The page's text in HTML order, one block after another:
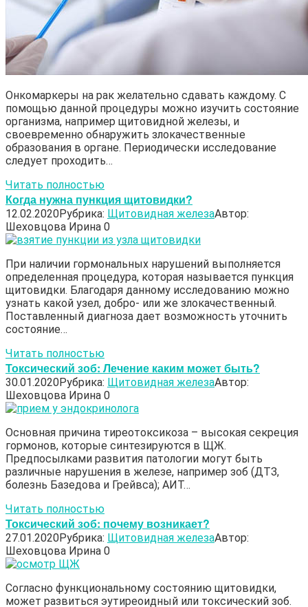
Онкомаркеры на рак желательно сдавать каждому. С
помощью данной процедуры можно изучить состояние
организма, например щитовидной железы, и
своевременно обнаружить злокачественные
образования в органе. Периодически исследование
следует проходить…
Читать полностью
Когда нужна пункция щитовидки?
12.02.2020Рубрика: Щитовидная железаАвтор:
Шеховцова Ирина 0
При наличии гормональных нарушений выполняется
определенная процедура, которая называется пункция
щитовидки. Благодаря данному исследованию можно
узнать какой узел, добро- или же злокачественный.
Поставленный диагноза дает возможность уточнить
состояние…
Читать полностью
Токсический зоб: Лечение каким может быть?
30.01.2020Рубрика: Щитовидная железаАвтор:
Шеховцова Ирина 0
Основная причина тиреотоксикоза – высокая секреция
гормонов, которые синтезируются в ЩЖ.
Предпосылками развития патологии могут быть
различные нарушения в железе, например зоб (ДТЗ,
болезнь Базедова и Грейвса); АИТ…
Читать полностью
Токсический зоб: почему возникает?
27.01.2020Рубрика: Щитовидная железаАвтор:
Шеховцова Ирина 0
Согласно функциональному состоянию щитовидки,
может развиться эутиреоидный или токсический зоб.